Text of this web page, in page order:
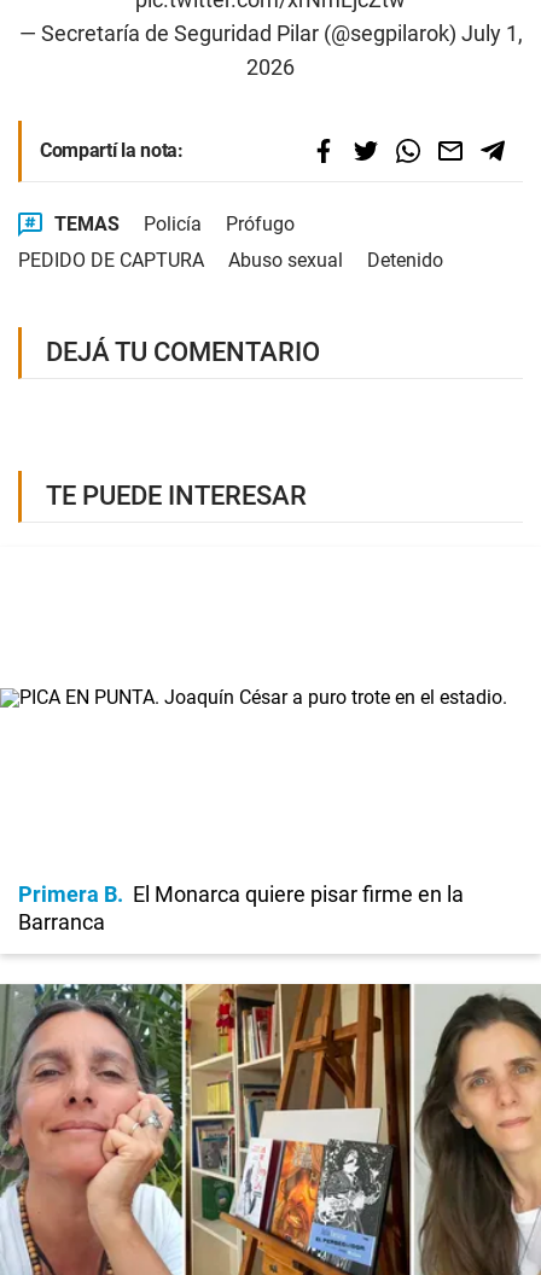
— Secretaría de Seguridad Pilar (@segpilarok) July 1,
2026
Compartí la nota:
TEMAS Policía
Prófugo
PEDIDO DE CAPTURA
Abuso sexual Detenido
DEJÁ TU COMENTARIO
TE PUEDE INTERESAR
Primera B
El Monarca quiere pisar firme en la
Barranca